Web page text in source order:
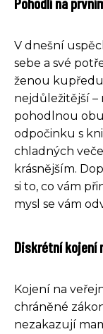
V dnešní
sebe a své
ženou
nejdůležitější –
pohodlnou
odpočinku s
chladných
krásnějším.
si to, co vám
mysl se vám
Diskrétní kojení
Kojení na
chráněné
nezakazují